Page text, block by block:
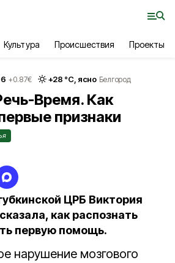
Культура Происшествия Проекты
+0.87€ +28 °С, ясно Белгород
Время. Как
признаки
ЦРБ Виктория
как распознать
первую помощь.
нарушение мозгового